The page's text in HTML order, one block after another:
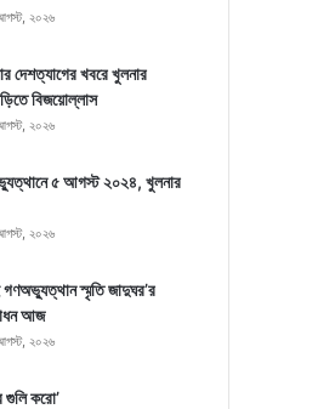
২০২৬
দেশত্যাগের খবরে খুলনার
বিজয়োল্লাস
২০২৬
৫ আগস্ট ২০২৪, খুলনার
২০২৬
স্মৃতি জাদুঘর’র
আজ
২০২৬
গুলি করো’